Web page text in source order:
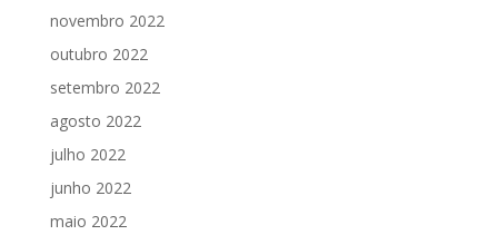
novembro 2022
outubro 2022
setembro 2022
agosto 2022
julho 2022
junho 2022
maio 2022